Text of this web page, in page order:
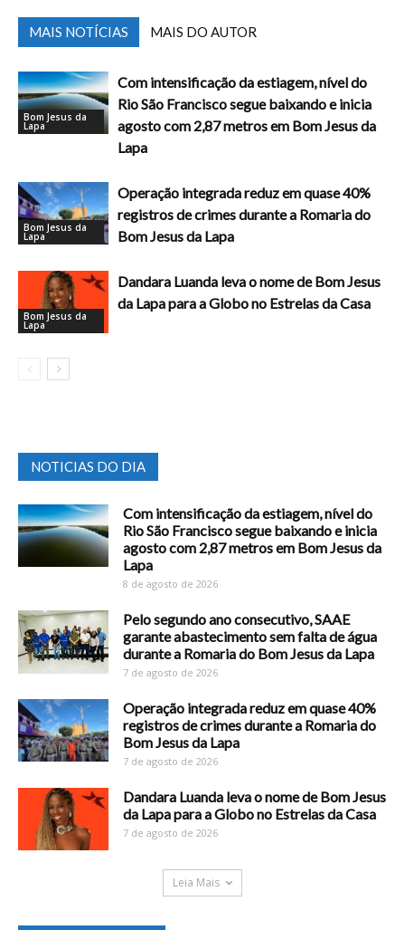
MAIS NOTÍCIAS MAIS DO AUTOR
Bom Jesus da
Lapa
Com intensificação da estiagem, nível do
Rio São Francisco segue baixando e inicia
agosto com 2,87 metros em Bom Jesus da
Lapa
Bom Jesus da
Lapa
Operação integrada reduz em quase 40%
registros de crimes durante a Romaria do
Bom Jesus da Lapa
Bom Jesus da
Lapa
Dandara Luanda leva o nome de Bom Jesus
da Lapa para a Globo no Estrelas da Casa
NOTICIAS DO DIA
Com intensificação da estiagem, nível do
Rio São Francisco segue baixando e inicia
agosto com 2,87 metros em Bom Jesus da
Lapa
8 de agosto de 2026
Pelo segundo ano consecutivo, SAAE
garante abastecimento sem falta de água
durante a Romaria do Bom Jesus da Lapa
7 de agosto de 2026
Operação integrada reduz em quase 40%
registros de crimes durante a Romaria do
Bom Jesus da Lapa
7 de agosto de 2026
Dandara Luanda leva o nome de Bom Jesus
da Lapa para a Globo no Estrelas da Casa
7 de agosto de 2026
Leia Mais